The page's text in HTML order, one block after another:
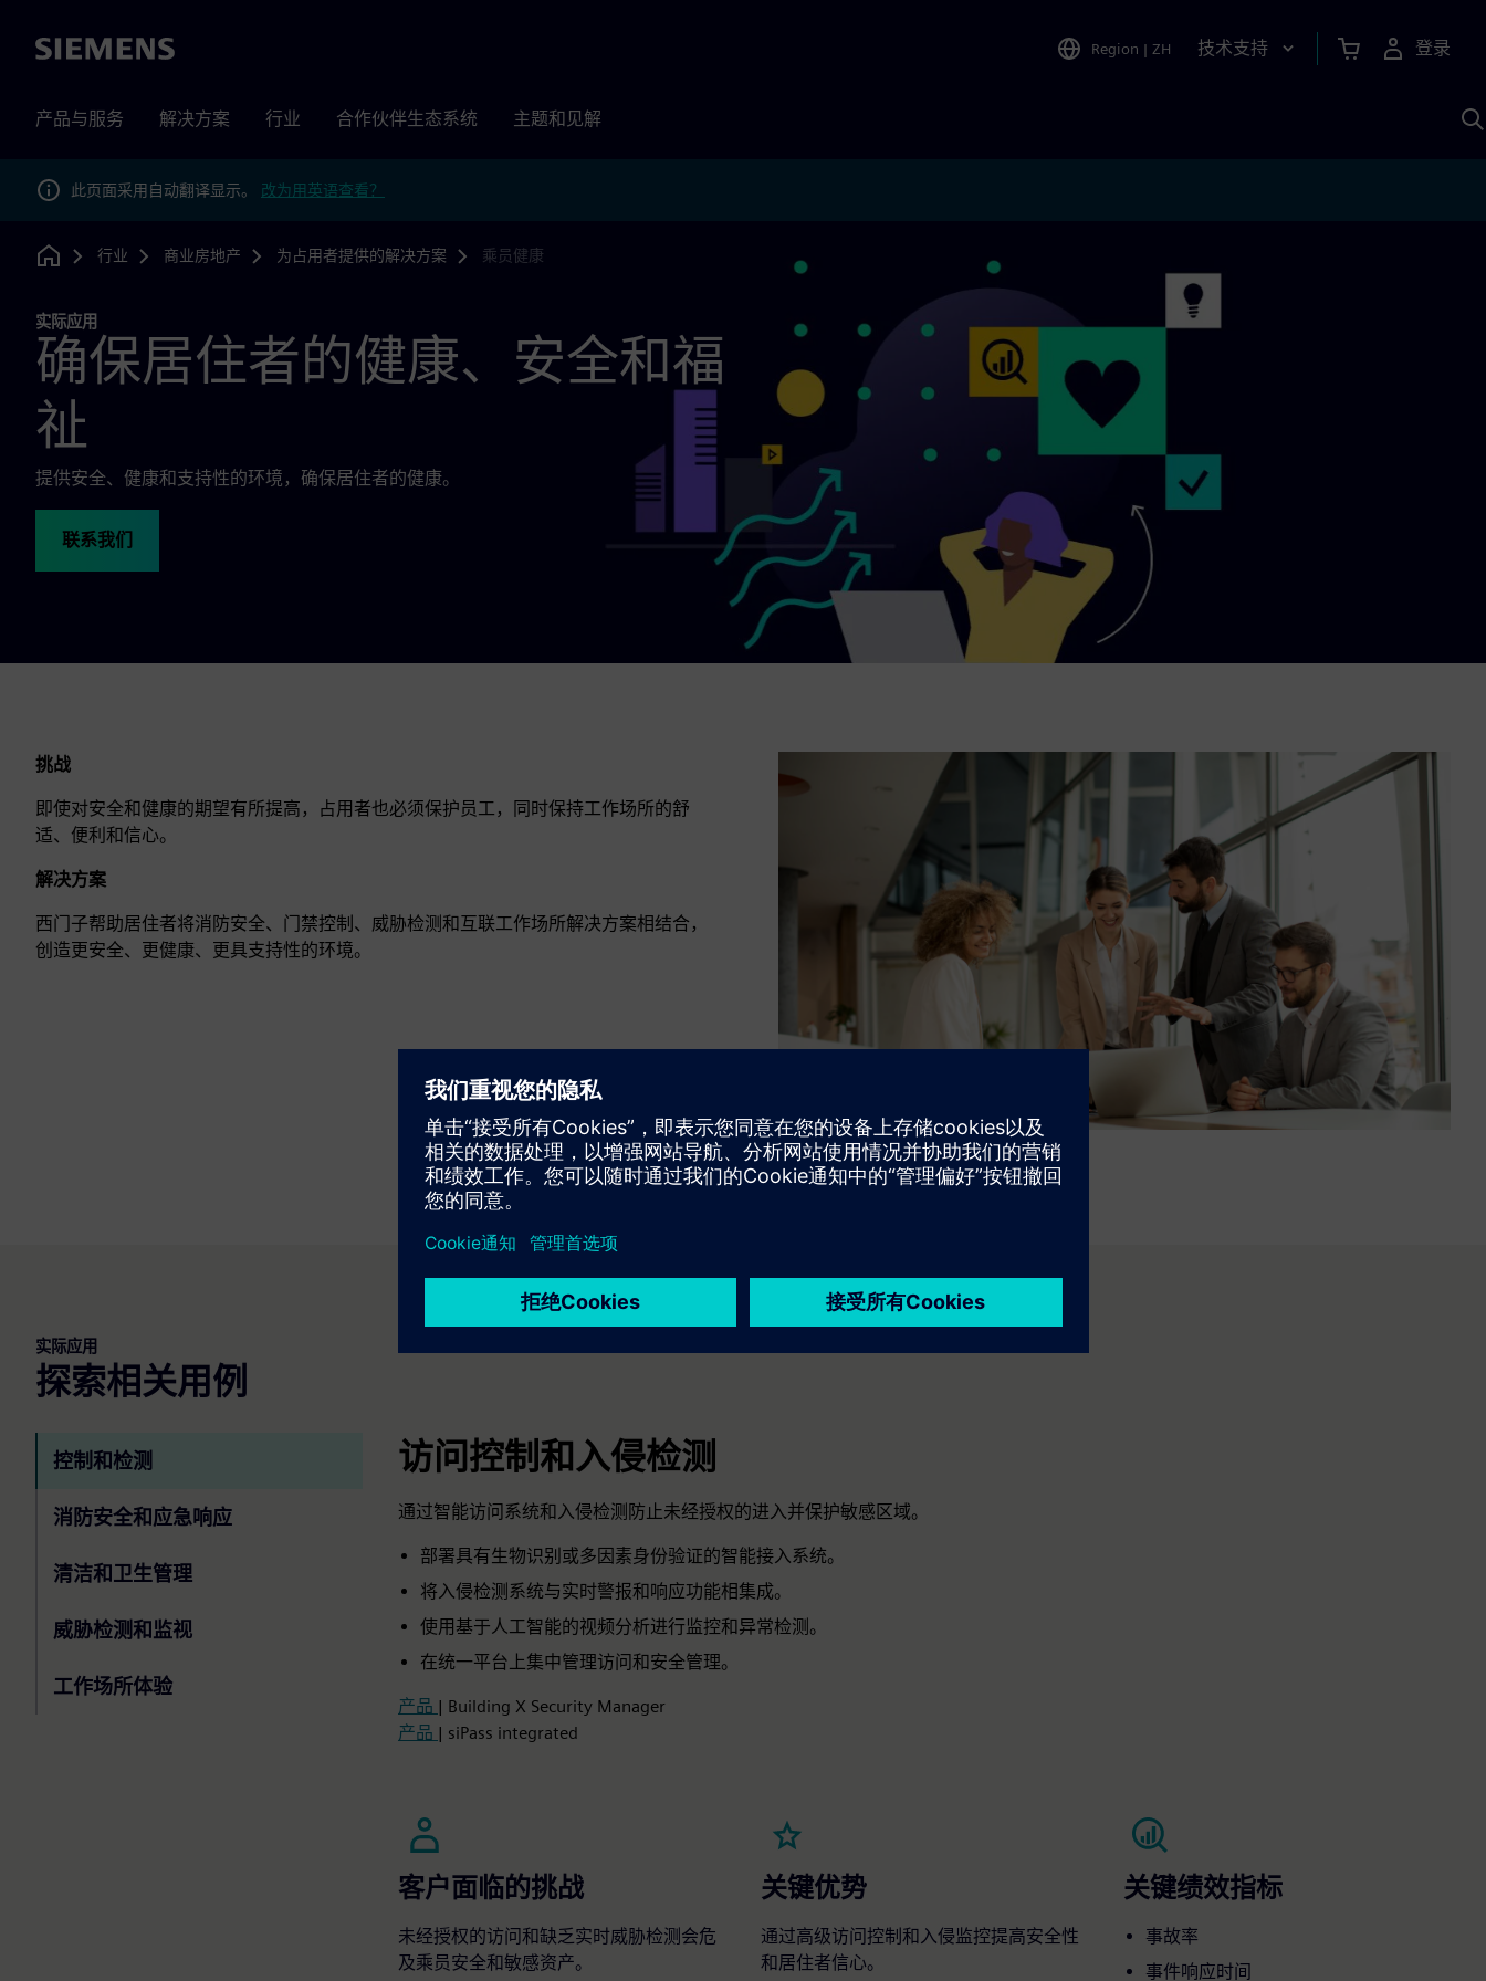
Siemens Region | ZH 技术支持 登录
产品与服务 解决方案 行业 合作伙伴生态系统 主题和见解
此页面采用自动翻译显示。 改为用英语查看？
Home
行业 商业房地产 为占用者提供的解决方案 乘员健康
实际应用
确保居住者的健康、安全和福
祉
提供安全、健康和支持性的环境，确保居住者的健康。
联系我们
挑战
即使对安全和健康的期望有所提高，占用者也必须保护员工，同时保持工作场所的舒
适、便利和信心。
解决方案
西门子帮助居住者将消防安全、门禁控制、威胁检测和互联工作场所解决方案相结合，
创造更安全、更健康、更具支持性的环境。
实际应用
探索相关用例
控制和检测
消防安全和应急响应
清洁和卫生管理
威胁检测和监视
工作场所体验
访问控制和入侵检测
通过智能访问系统和入侵检测防止未经授权的进入并保护敏感区域。
部署具有生物识别或多因素身份验证的智能接入系统。
将入侵检测系统与实时警报和响应功能相集成。
使用基于人工智能的视频分析进行监控和异常检测。
在统一平台上集中管理访问和安全管理。
产品 | Building X Security Manager
产品 | siPass integrated
客户面临的挑战
未经授权的访问和缺乏实时威胁检测会危
及乘员安全和敏感资产。
关键优势
通过高级访问控制和入侵监控提高安全性
和居住者信心。
关键绩效指标
事故率
事件响应时间